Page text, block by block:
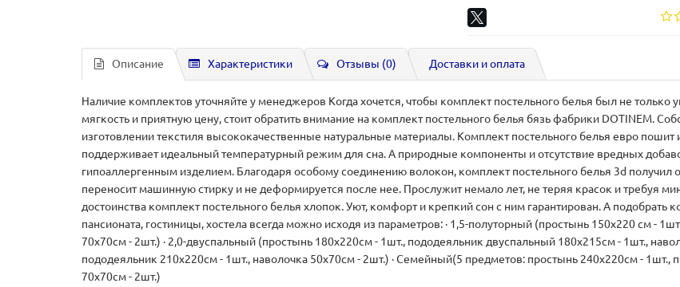
Описание Характеристики Отзывы (0) Доставки и оплата
Наличие комплектов уточняйте у менеджеров Когда хочется, чтобы комплект постельного белья был не только
мягкость и приятную цену, стоит обратить внимание на комплект постельного белья бязь фабрики DOTINEM.
изготовлении текстиля высококачественные натуральные материалы. Комплект постельного белья евро
поддерживает идеальный температурный режим для сна. А природные компоненты и отсутствие вредных
гипоаллергенным изделием. Благодаря особому соединению волокон, комплект постельного белья 3d получил
переносит машинную стирку и не деформируется после нее. Прослужит немало лет, не теряя красок и требуя
достоинства комплект постельного белья хлопок. Уют, комфорт и крепкий сон с ним гарантирован. А
пансионата, гостиницы, хостела всегда можно исходя из параметров: · 1,5-полуторный (простынь 150х220 см -
70х70см - 2шт.) · 2,0-двуспальный (простынь 180х220см - 1шт., пододеяльник двуспальный 180х215см - 1шт.,
пододеяльник 210х220см - 1шт., наволочка 50х70см - 2шт.) · Семейный(5 предметов: простынь 240х220см - 1шт.,
70х70см - 2шт.)